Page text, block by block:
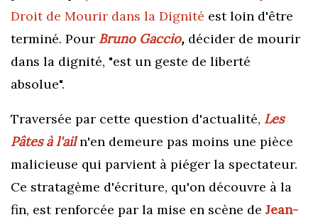
Droit de Mourir dans la Dignité est loin d'être
terminé. Pour Bruno Gaccio, décider de mourir
dans la dignité, "est un geste de liberté
absolue".
Traversée par cette question d'actualité, Les
Pâtes à l'ail n'en demeure pas moins une pièce
malicieuse qui parvient à piéger la spectateur.
Ce stratagème d'écriture, qu'on découvre à la
fin, est renforcée par la mise en scène de Jean-